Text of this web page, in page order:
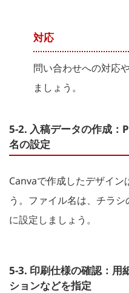
対応
問い合わせへの対応
ましょう。
5-2. 入稿データの作成：
名の設定
Canvaで作成したデザイン
う。ファイル名は、チラ
に設定しましょう。
5-3. 印刷仕様の確認：用
ションなどを指定